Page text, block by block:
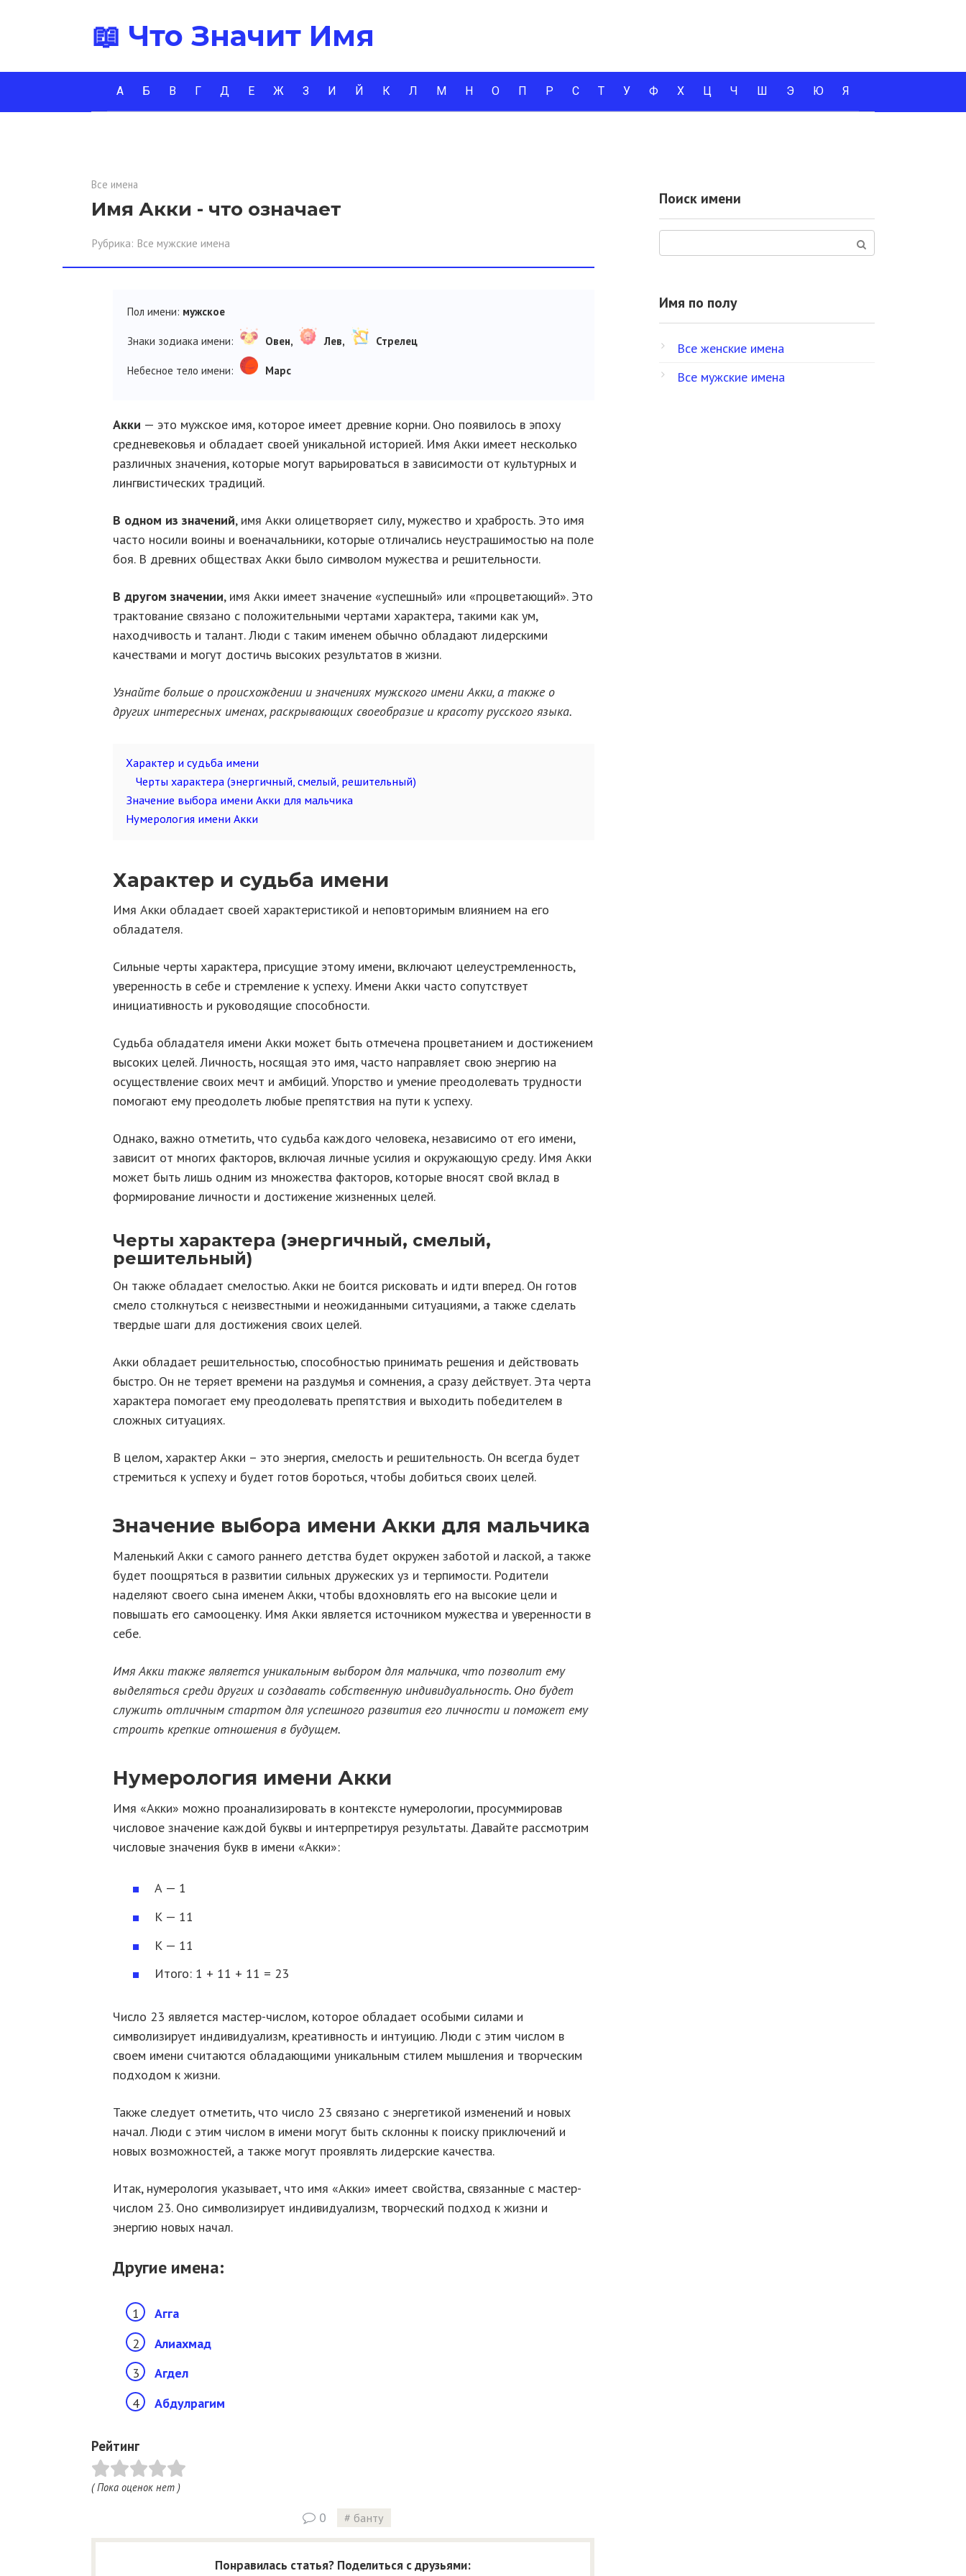
📖 Что Значит Имя
А Б В Г Д Е Ж З И Й К Л М Н О П Р С Т У Ф Х Ц Ч Ш Э Ю Я
Все имена
Имя Акки - что означает
Рубрика: Все мужские имена
Пол имени: мужское
Знаки зодиака имени: Овен, Лев, Стрелец
Небесное тело имени: Марс
Акки — это мужское имя, которое имеет древние корни. Оно появилось в эпоху
средневековья и обладает своей уникальной историей. Имя Акки имеет несколько
различных значения, которые могут варьироваться в зависимости от культурных и
лингвистических традиций.
В одном из значений, имя Акки олицетворяет силу, мужество и храбрость. Это имя
часто носили воины и военачальники, которые отличались неустрашимостью на поле
боя. В древних обществах Акки было символом мужества и решительности.
В другом значении, имя Акки имеет значение «успешный» или «процветающий». Это
трактование связано с положительными чертами характера, такими как ум,
находчивость и талант. Люди с таким именем обычно обладают лидерскими
качествами и могут достичь высоких результатов в жизни.
Узнайте больше о происхождении и значениях мужского имени Акки, а также о
других интересных именах, раскрывающих своеобразие и красоту русского языка.
Характер и судьба имени
Черты характера (энергичный, смелый, решительный)
Значение выбора имени Акки для мальчика
Нумерология имени Акки
Характер и судьба имени
Имя Акки обладает своей характеристикой и неповторимым влиянием на его
обладателя.
Сильные черты характера, присущие этому имени, включают целеустремленность,
уверенность в себе и стремление к успеху. Имени Акки часто сопутствует
инициативность и руководящие способности.
Судьба обладателя имени Акки может быть отмечена процветанием и достижением
высоких целей. Личность, носящая это имя, часто направляет свою энергию на
осуществление своих мечт и амбиций. Упорство и умение преодолевать трудности
помогают ему преодолеть любые препятствия на пути к успеху.
Однако, важно отметить, что судьба каждого человека, независимо от его имени,
зависит от многих факторов, включая личные усилия и окружающую среду. Имя Акки
может быть лишь одним из множества факторов, которые вносят свой вклад в
формирование личности и достижение жизненных целей.
Черты характера (энергичный, смелый,
решительный)
Он также обладает смелостью. Акки не боится рисковать и идти вперед. Он готов
смело столкнуться с неизвестными и неожиданными ситуациями, а также сделать
твердые шаги для достижения своих целей.
Акки обладает решительностью, способностью принимать решения и действовать
быстро. Он не теряет времени на раздумья и сомнения, а сразу действует. Эта черта
характера помогает ему преодолевать препятствия и выходить победителем в
сложных ситуациях.
В целом, характер Акки – это энергия, смелость и решительность. Он всегда будет
стремиться к успеху и будет готов бороться, чтобы добиться своих целей.
Значение выбора имени Акки для мальчика
Маленький Акки с самого раннего детства будет окружен заботой и лаской, а также
будет поощряться в развитии сильных дружеских уз и терпимости. Родители
наделяют своего сына именем Акки, чтобы вдохновлять его на высокие цели и
повышать его самооценку. Имя Акки является источником мужества и уверенности в
себе.
Имя Акки также является уникальным выбором для мальчика, что позволит ему
выделяться среди других и создавать собственную индивидуальность. Оно будет
служить отличным стартом для успешного развития его личности и поможет ему
строить крепкие отношения в будущем.
Нумерология имени Акки
Имя «Акки» можно проанализировать в контексте нумерологии, просуммировав
числовое значение каждой буквы и интерпретируя результаты. Давайте рассмотрим
числовые значения букв в имени «Акки»:
А — 1
К — 11
К — 11
Итого: 1 + 11 + 11 = 23
Число 23 является мастер-числом, которое обладает особыми силами и
символизирует индивидуализм, креативность и интуицию. Люди с этим числом в
своем имени считаются обладающими уникальным стилем мышления и творческим
подходом к жизни.
Также следует отметить, что число 23 связано с энергетикой изменений и новых
начал. Люди с этим числом в имени могут быть склонны к поиску приключений и
новых возможностей, а также могут проявлять лидерские качества.
Итак, нумерология указывает, что имя «Акки» имеет свойства, связанные с мастер-
числом 23. Оно символизирует индивидуализм, творческий подход к жизни и
энергию новых начал.
Другие имена:
Агга
Алиахмад
Агдел
Абдулрагим
Рейтинг
( Пока оценок нет )
0 банту
Понравилась статья? Поделиться с друзьями:
Поиск имени
Имя по полу
Все женские имена
Все мужские имена